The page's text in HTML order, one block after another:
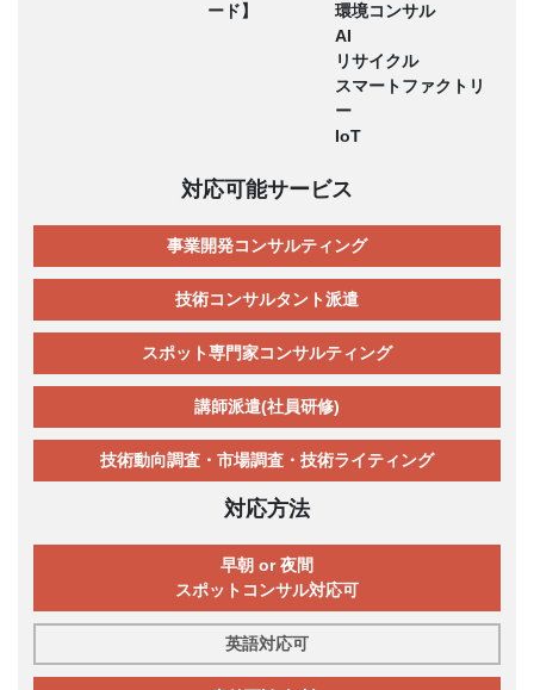
ード】
環境コンサル
AI
リサイクル
スマートファクトリ
ー
IoT
対応可能サービス
事業開発コンサルティング
技術コンサルタント派遣
スポット専門家コンサルティング
講師派遣(社員研修)
技術動向調査・市場調査・技術ライティング
対応方法
早朝 or 夜間
スポットコンサル対応可
英語対応可